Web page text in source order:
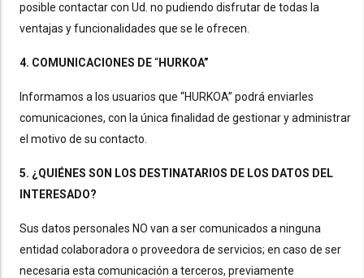
posible contactar con Ud. no pudiendo disfrutar de todas la
ventajas y funcionalidades que se le ofrecen.
4. COMUNICACIONES DE“HURKOA”
Informamos a los usuarios que “HURKOA” podrá enviarles
comunicaciones, con la única finalidad de gestionar y administrar
el motivo de su contacto.
5. ¿QUIÉNES SON LOS DESTINATARIOS DE LOS DATOS DEL
INTERESADO?
Sus datos personales NO van a ser comunicados a ninguna
entidad colaboradora o proveedora de servicios; en caso de ser
necesaria esta comunicación a terceros, previamente